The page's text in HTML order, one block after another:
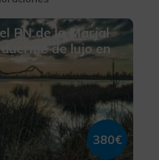
PN de la Marjal
de lujo en
380€